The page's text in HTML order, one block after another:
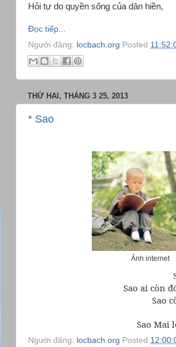
Hỏi tự do quyền sống của dân hiền,
Đọc tiếp...
Người đăng: locbach.org Posted
THỨ HAI, THÁNG 3 25, 2013
* Sao
Ảnh internet
Sao ai còn
Sao
Sao Mai
Người đăng: locbach.org Posted